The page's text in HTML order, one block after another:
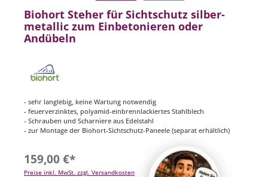
Biohort Steher für Sichtschutz silber-
metallic zum Einbetonieren oder
Andübeln
- sehr langlebig, keine Wartung notwendig
- feuerverzinktes, polyamid-einbrennlackiertes Stahlblech
- Schrauben und Scharniere aus Edelstahl
- zur Montage der Biohort-Sichtschutz-Paneele (separat erhältlich)
159,00 €*
Preise inkl. MwSt. zzgl. Versandkosten